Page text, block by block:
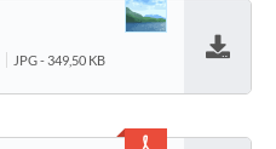
JPG - 349,50 KB